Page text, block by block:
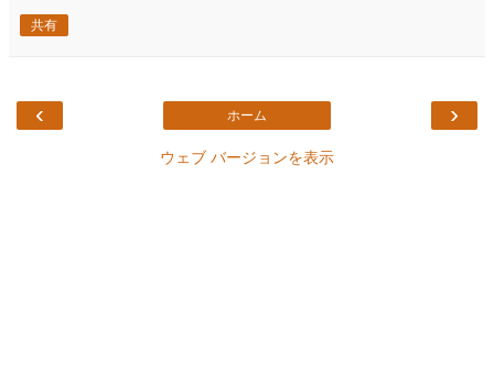
共有
‹ ›
ホーム
ウェブ バージョンを表示